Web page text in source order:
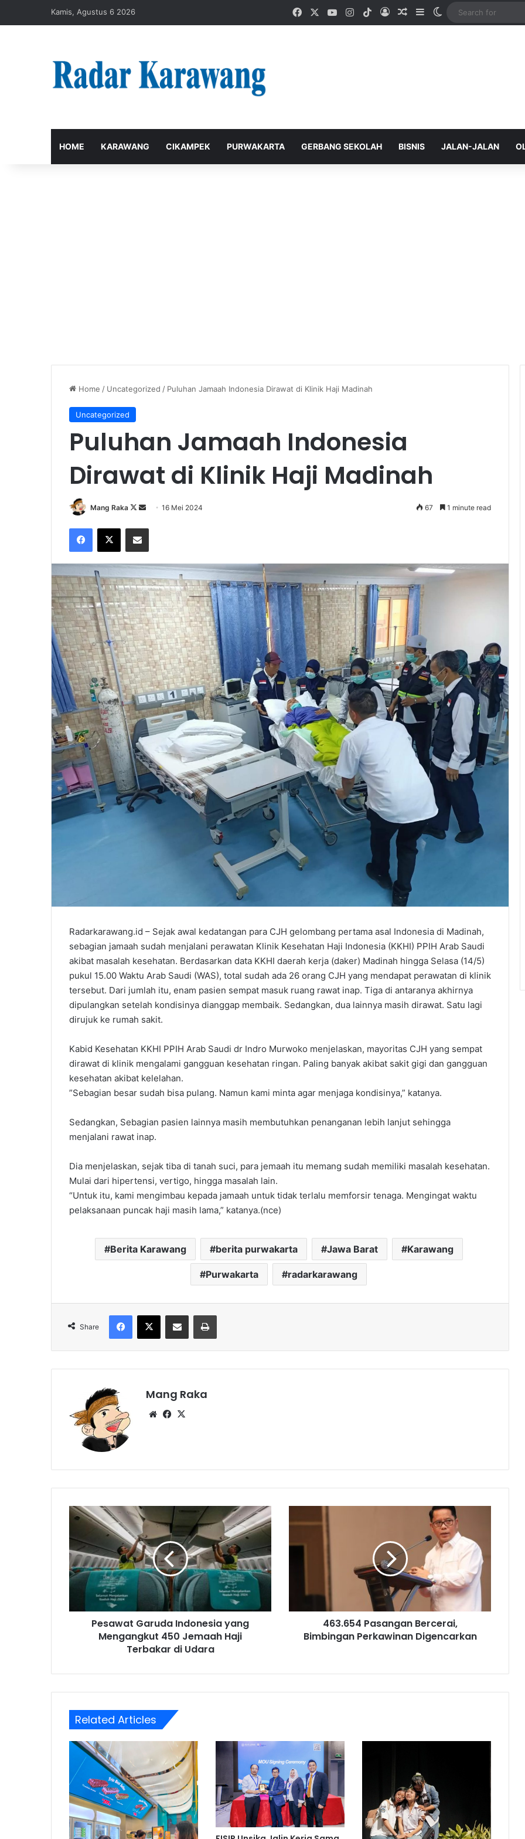
Kamis, Agustus 6 2026 FacebookYouTubeInstagram
TikTokLog InRandom Article
SidebarSwitch skin
HOME KARAWANG CIKAMPEK PURWAKARTA GERBANG SEKOLAH BISNIS JALAN-JALAN
Home / Uncategorized / Puluhan Jamaah Indonesia Dirawat di Klinik Haji Madinah
Uncategorized
Puluhan Jamaah Indonesia
Dirawat di Klinik Haji Madinah
Mang Raka
Follow
X
Send16 Mei 2024 67 1 minute read
Facebook
X Share via Email
Radarkarawang.id – Sejak awal kedatangan para CJH gelombang pertama asal Indonesia di Madinah,
sebagian jamaah sudah menjalani perawatan Klinik Kesehatan Haji Indonesia (KKHI) PPIH Arab Saudi
akibat masalah kesehatan. Berdasarkan data KKHI daerah kerja (daker) Madinah hingga Selasa (14/5)
pukul 15.00 Waktu Arab Saudi (WAS), total sudah ada 26 orang CJH yang mendapat perawatan di klinik
tersebut. Dari jumlah itu, enam pasien sempat masuk ruang rawat inap. Tiga di antaranya akhirnya
dipulangkan setelah kondisinya dianggap membaik. Sedangkan, dua lainnya masih dirawat. Satu lagi
dirujuk ke rumah sakit.
Kabid Kesehatan KKHI PPIH Arab Saudi dr Indro Murwoko menjelaskan, mayoritas CJH yang sempat
dirawat di klinik mengalami gangguan kesehatan ringan. Paling banyak akibat sakit gigi dan gangguan
kesehatan akibat kelelahan.
”Sebagian besar sudah bisa pulang. Namun kami minta agar menjaga kondisinya,” katanya.
Sedangkan, Sebagian pasien lainnya masih membutuhkan penanganan lebih lanjut sehingga
menjalani rawat inap.
Dia menjelaskan, sejak tiba di tanah suci, para jemaah itu memang sudah memiliki masalah kesehatan.
Mulai dari hipertensi, vertigo, hingga masalah lain.
“Untuk itu, kami mengimbau kepada jamaah untuk tidak terlalu memforsir tenaga. Mengingat waktu
pelaksanaan puncak haji masih lama,” katanya.(nce)
Berita Karawang berita purwakarta Jawa Barat Karawang
Purwakarta radarkarawang
Share
Facebook
X Share via Email Print
Mang Raka
WebsiteFacebook
Pesawat
Garuda
Indonesia
yang
Mengangkut
450
Jemaah
Terbakar
Pesawat Garuda Indonesia yang
Mengangkut 450 Jemaah Haji
Terbakar di Udara
Pasangan
Bimbingan
463.654 Pasangan Bercerai,
Bimbingan Perkawinan Digencarkan
Related Articles